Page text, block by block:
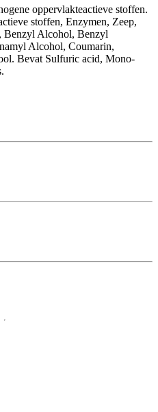
oppervlakteactieve stoffen.
stoffen, Enzymen, Zeep,
Benzyl Alcohol, Benzyl
Alcohol, Coumarin,
Bevat Sulfuric acid, Mono-